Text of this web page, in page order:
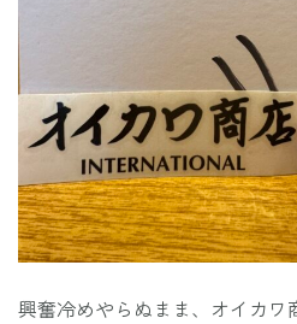
興奮冷めやらぬまま、オイカワ